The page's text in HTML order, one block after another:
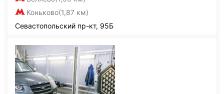
Коньково(1,87 км)
Севастопольский пр-кт, 95Б